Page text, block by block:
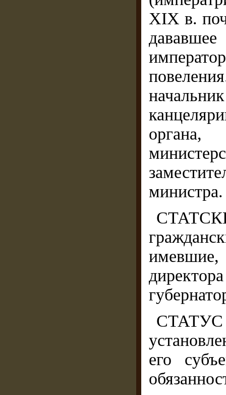
XIX в.
органа,
министра.
его